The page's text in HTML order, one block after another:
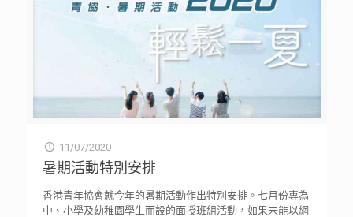
11/07/2020
暑期活動特別安排
香港青年協會就今年的暑期活動作出特別安排。七月份專為
中、小學及幼稚園學生而設的面授班組活動，如果未能以網